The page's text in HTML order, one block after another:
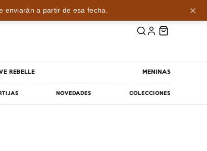
enviarán a partir de esa fecha.
REBELLE MENINAS
NOVEDADES COLECCIONES